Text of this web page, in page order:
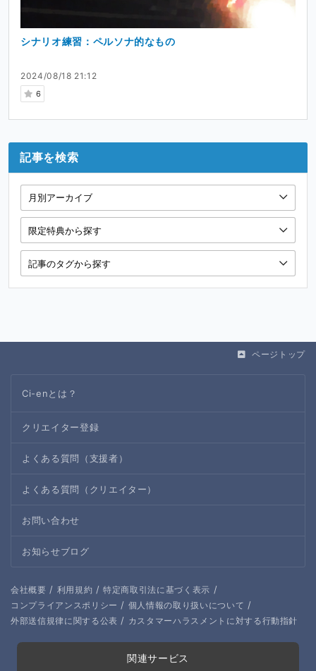
2024/08/18 21:12
6
シナリオ練習：ペルソナ的なもの
記事を検索
ページトップ
Ci-enとは？
クリエイター登録
よくある質問（支援者）
よくある質問（クリエイター）
お問い合わせ
お知らせブログ
会社概要 / 利用規約 / 特定商取引法に基づく表示 /
コンプライアンスポリシー / 個人情報の取り扱いについて /
外部送信規律に関する公表 / カスタマーハラスメントに対する行動指針
関連サービス